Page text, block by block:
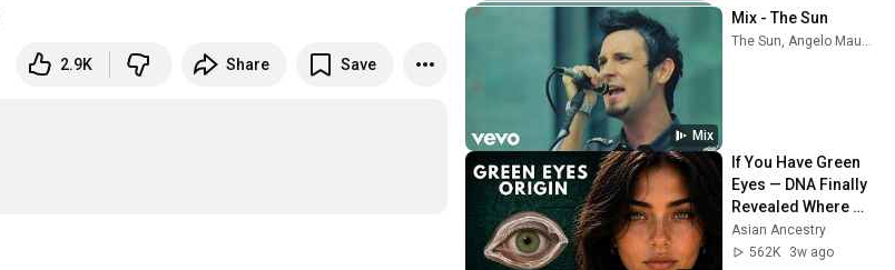
2.9K Share Save
Mix
Mix - The Sun
If You Have Green
Eyes — DNA Finally
Revealed Where
They Really Come
From
Asian Ancestry
562K
3w ago